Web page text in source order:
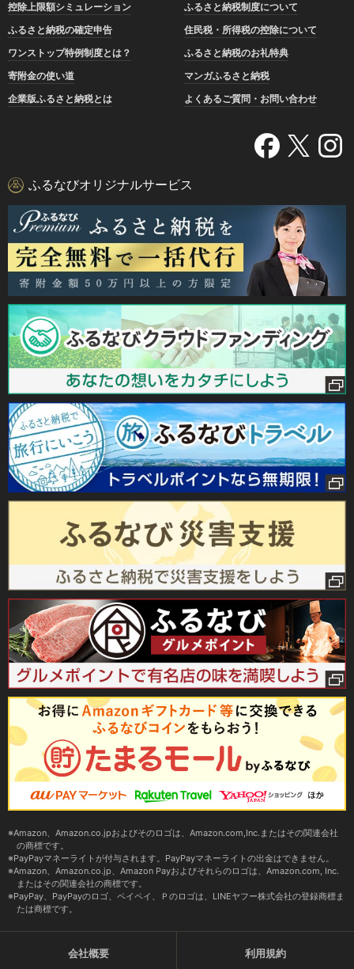
控除上限額シミュレーション
ふるさと納税制度について
ふるさと納税の確定申告
住民税・所得税の控除について
ワンストップ特例制度とは？
ふるさと納税のお礼特典
寄附金の使い道
マンガふるさと納税
企業版ふるさと納税とは
よくあるご質問・お問い合わせ
ふるなびオリジナルサービス
Amazon、Amazon.co.jpおよびそのロゴは、Amazon.com,Inc.またはその関連会社
の商標です。
PayPayマネーライトが付与されます。PayPayマネーライトの出金はできません。
Amazon、Amazon.co.jp、Amazon Payおよびそれらのロゴは、Amazon.com, Inc.
またはその関連会社の商標です。
PayPay、PayPayのロゴ、ペイペイ、Ｐのロゴは、LINEヤフー株式会社の登録商標ま
たは商標です。
会社概要 利用規約